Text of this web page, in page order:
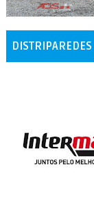
DISTRIPAREDES